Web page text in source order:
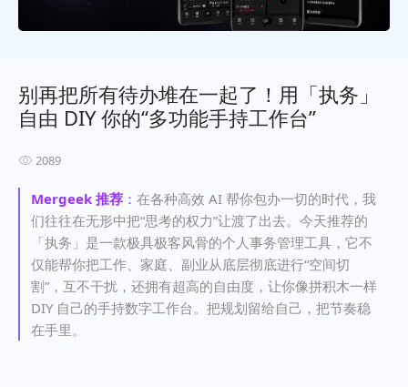
别再把所有待办堆在一起了！用「执务」
自由 DIY 你的“多功能手持工作台”
2089
Mergeek 推荐 ： 在各种高效 AI 帮你包办一切的时代，我
们往往在无形中把“思考的权力”让渡了出去。今天推荐的
「执务」是一款极具极客风骨的个人事务管理工具，它不
仅能帮你把工作、家庭、副业从底层彻底进行“空间切
割”，互不干扰，还拥有超高的自由度，让你像拼积木一样
DIY 自己的手持数字工作台。把规划留给自己，把节奏稳
在手里。